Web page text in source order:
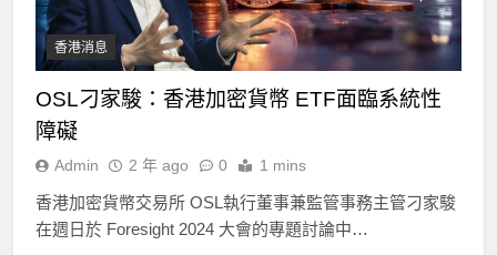
香港消息
OSL刁家駿：香港加密貨幣 ETF面臨系統性
障礙
Admin 2 年 ago 0 1 mins
香港加密貨幣交易所 OSL執行董事兼監管事務主管刁家駿
在週日於 Foresight 2024 大會的專題討論中…